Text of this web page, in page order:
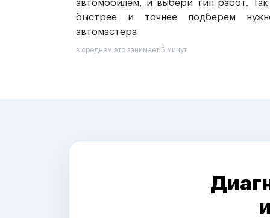
автомобилем, и выбери тип работ.
быстрее и точнее подберем
автомастера
в среднем это занимает 5 минут